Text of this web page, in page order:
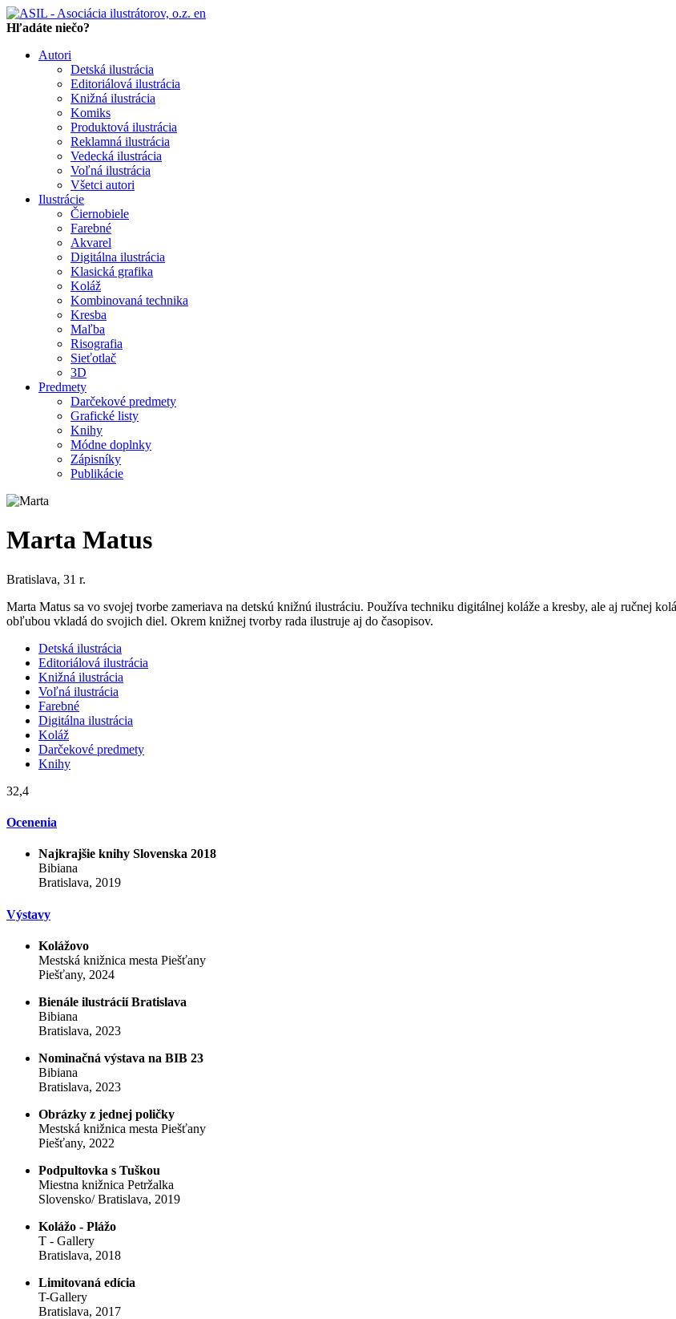
en
Hľadáte niečo?
Autori
Detská ilustrácia
Editoriálová ilustrácia
Knižná ilustrácia
Komiks
Produktová ilustrácia
Reklamná ilustrácia
Vedecká ilustrácia
Voľná ilustrácia
Všetci autori
Ilustrácie
Čiernobiele
Farebné
Akvarel
Digitálna ilustrácia
Klasická grafika
Koláž
Kombinovaná technika
Kresba
Maľba
Risografia
Sieťotlač
3D
Predmety
Darčekové predmety
Grafické listy
Knihy
Módne doplnky
Zápisníky
Publikácie
Marta Matus
Bratislava, 31 r.
Marta Matus sa vo svojej tvorbe zameriava na detskú knižnú ilustráciu. Používa techniku digitálnej koláže a kresby, ale aj ručnej
obľubou vkladá do svojich diel. Okrem knižnej tvorby rada ilustruje aj do časopisov.
Detská ilustrácia
Editoriálová ilustrácia
Knižná ilustrácia
Voľná ilustrácia
Farebné
Digitálna ilustrácia
Koláž
Darčekové predmety
Knihy
32,4
Ocenenia
Najkrajšie knihy Slovenska 2018
Bibiana
Bratislava, 2019
Výstavy
Kolážovo
Mestská knižnica mesta Piešťany
Piešťany, 2024
Bienále ilustrácií Bratislava
Bibiana
Bratislava, 2023
Nominačná výstava na BIB 23
Bibiana
Bratislava, 2023
Obrázky z jednej poličky
Mestská knižnica mesta Piešťany
Piešťany, 2022
Podpultovka s Tuškou
Miestna knižnica Petržalka
Slovensko/ Bratislava, 2019
Kolážo - Plážo
T - Gallery
Bratislava, 2018
Limitovaná edícia
T-Gallery
Bratislava, 2017